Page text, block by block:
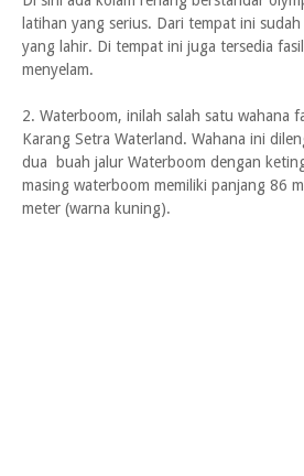
latihan yang serius. Dari tempat ini
yang lahir. Di tempat ini juga tersedia
menyelam.
2. Waterboom, inilah salah satu wahana
Karang Setra Waterland. Wahana ini
dua buah jalur Waterboom dengan
masing waterboom memiliki panjang 86
meter (warna kuning).